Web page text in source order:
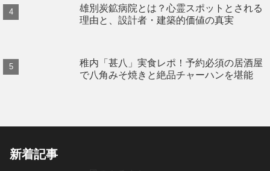
雄別炭鉱病院とは？心霊スポットとされる
理由と、設計者・建築的価値の真実
稚内「甚八」実食レポ！予約必須の居酒屋
で八角みそ焼きと絶品チャーハンを堪能
新着記事